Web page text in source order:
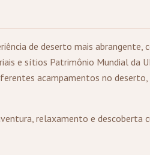
de deserto mais abrangente,
e sítios Patrimônio Mundial da
acampamentos no
relaxamento e descoberta